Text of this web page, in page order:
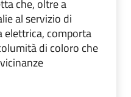
che, oltre a
al servizio di
elettrica, comporta
di coloro che